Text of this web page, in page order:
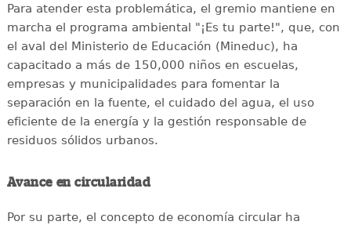
Para atender esta problemática, el gremio mantiene en
marcha el programa ambiental "¡Es tu parte!", que, con
el aval del Ministerio de Educación (Mineduc), ha
capacitado a más de 150,000 niños en escuelas,
empresas y municipalidades para fomentar la
separación en la fuente, el cuidado del agua, el uso
eficiente de la energía y la gestión responsable de
residuos sólidos urbanos.
Avance en circularidad
Por su parte, el concepto de economía circular ha